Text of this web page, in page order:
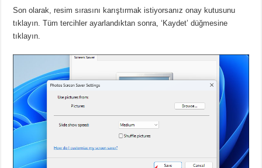
Son olarak, resim sırasını karıştırmak istiyorsanız onay kutusunu
tıklayın.Tüm tercihler ayarlandıktan sonra, ‘Kaydet’ düğmesine
tıklayın.